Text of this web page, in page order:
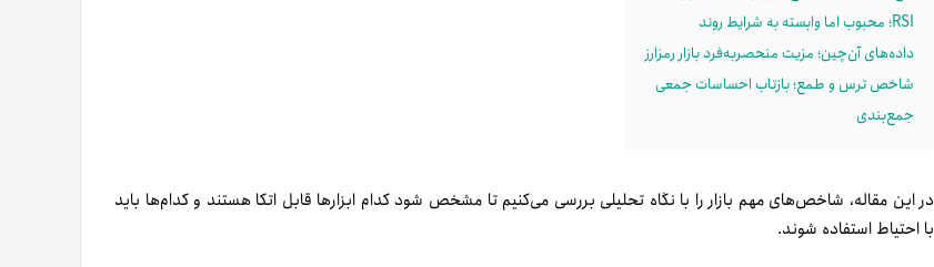
RSI؛ محبوب اما وابسته به شرایط روند
داده‌های آن‌چین؛ مزیت منحصربه‌فرد بازار رمزارز
شاخص ترس و طمع؛ بازتاب احساسات جمعی
جمع‌بندی
در این مقاله، شاخص‌های مهم بازار را با نگاه تحلیلی بررسی می‌کنیم تا مشخص شود کدام ابزارها قابل اتکا هستند و کدام‌ها باید
با احتیاط استفاده شوند.